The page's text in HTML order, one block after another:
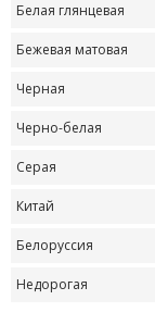
Белая глянцевая
Бежевая матовая
Черная
Черно-белая
Серая
Китай
Белоруссия
Недорогая